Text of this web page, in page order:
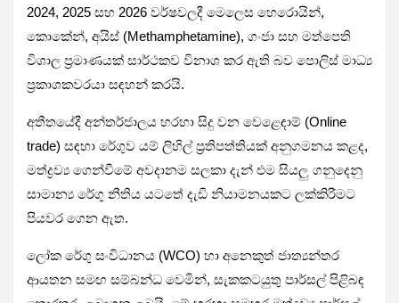
2024, 2025 සහ 2026 වර්ෂවලදී මෙලෙස හෙරොයින්,
කොකේන්, අයිස් (Methamphetamine), ගංජා සහ මත්පෙති
විශාල ප්‍රමාණයක් සාර්ථකව විනාශ කර ඇති බව පොලිස් මාධ්‍ය
ප්‍රකාශකවරයා සඳහන් කරයි.
අතීතයේදී අන්තර්ජාලය හරහා සිදු වන වෙළෙඳාම් (Online
trade) සඳහා රේගුව යම් ලිහිල් ප්‍රතිපත්තියක් අනුගමනය කළද,
මත්ද්‍රව්‍ය ගෙන්වීමේ අවදානම සලකා දැන් එම සියලු ගනුදෙනු
සාමාන්‍ය රේගු නීතිය යටතේ දැඩි නියාමනයකට ලක්කිරීමට
පියවර ගෙන ඇත.
ලෝක රේගු සංවිධානය (WCO) හා අනෙකුත් ජාත්‍යන්තර
ආයතන සමඟ සම්බන්ධ වෙමින්, සැකකටයුතු පාර්සල් පිළිබඳ